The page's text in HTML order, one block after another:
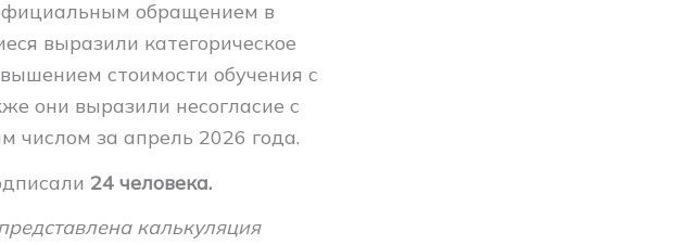
обращением в
выразили категорическое
стоимости обучения с
они выразили несогласие с
числом за апрель 2026 года.
24 человека.
калькуляция